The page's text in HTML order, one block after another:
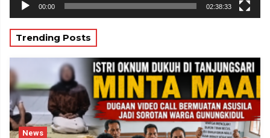
00:00 02:38:33
Trending Posts
News